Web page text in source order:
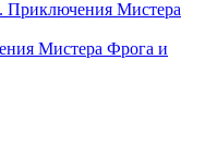
Мистера Фрога и